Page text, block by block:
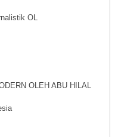
OL
OLEH ABU HILAL